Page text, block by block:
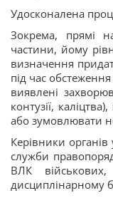
Удосконалена
Зокрема, прямі
частини, йому
визначення
під час
виявлені
контузії,
або зумовлювати
Керівники органів
служби
ВЛК
дисциплінарному